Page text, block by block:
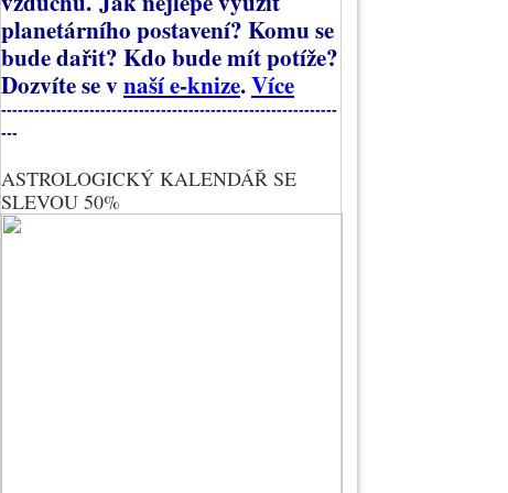
planetárního postavení? Komu se
bude dařit? Kdo bude mít potíže?
Dozvíte se vnaší e-knize.Více
-------------------------------------------------------------
---
ASTROLOGICKÝ KALENDÁŘ SE
SLEVOU 50%